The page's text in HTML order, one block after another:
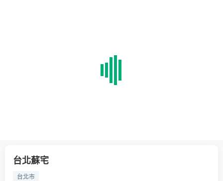
台北蘇宅
台北市